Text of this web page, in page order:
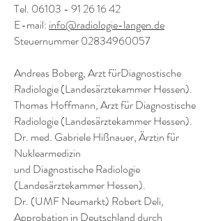
Tel. 06103 - 91 26 16 42
E-mail: info@radiologie-langen.de
Steuernummer02834960057
Andreas Boberg, Arzt fürDiagnostische
Radiologie (Landesärztekammer Hessen).
Thomas Hoffmann, Arzt für Diagnostische
Radiologie (Landesärztekammer Hessen).
Dr. med. Gabriele Hißnauer, Ärztin für
Nuklearmedizin
und Diagnostische Radiologie
(Landesärztekammer Hessen).
Dr. (UMF Neumarkt) Robert Deli,
Approbation in Deutschland durch